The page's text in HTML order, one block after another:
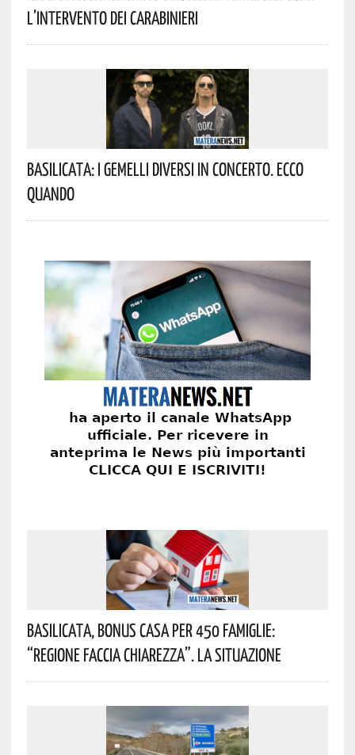
L’intervento Dei Carabinieri
Basilicata: I Gemelli DiVersi In Concerto. Ecco
Quando
Basilicata, Bonus Casa Per 450 Famiglie:
“Regione Faccia Chiarezza”. La Situazione